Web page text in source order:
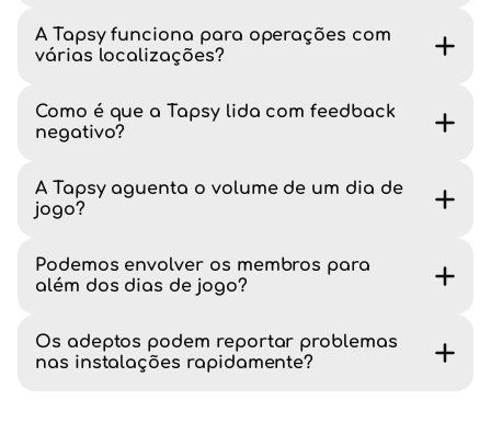
A Tapsy funciona para operações com
várias localizações?
Como é que a Tapsy lida com feedback
negativo?
A Tapsy aguenta o volume de um dia de
jogo?
Podemos envolver os membros para
além dos dias de jogo?
Os adeptos podem reportar problemas
nas instalações rapidamente?